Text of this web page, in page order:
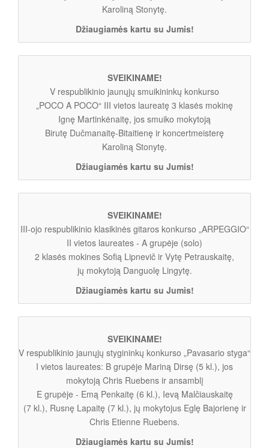
Karoliną Stonytę.
Džiaugiamės kartu su Jumis!
SVEIKINAME!
V respublikinio jaunųjų smuikininkų konkurso
„POCO A POCO“ III vietos laureatę 3 klasės mokinę
Ignę Martinkėnaitę, jos smuiko mokytoją
Birutę Dučmanaitę-Bitaitienę ir koncertmeisterę
Karoliną Stonytę.
Džiaugiamės kartu su Jumis!
SVEIKINAME!
III-ojo respublikinio klasikinės gitaros konkurso „ARPEGGIO“
II vietos laureates - A grupėje (solo)
2 klasės mokines Sofią Lipnevič ir Vytę Petrauskaitę,
jų mokytoją Danguolę Lingytę.
Džiaugiamės kartu su Jumis!
SVEIKINAME!
V respublikinio jaunųjų stygininkų konkurso „Pavasario styga“
I vietos laureates: B grupėje Mariną Dirsę (5 kl.), jos
mokytoją Chris Ruebens ir ansamblį
E grupėje - Emą Penkaitę (6 kl.), Ievą Malčiauskaitę
(7 kl.), Rusnę Lapaitę (7 kl.), jų mokytojus Eglę Bajorienę ir
Chris Etienne Ruebens.
Džiaugiamės kartu su Jumis!